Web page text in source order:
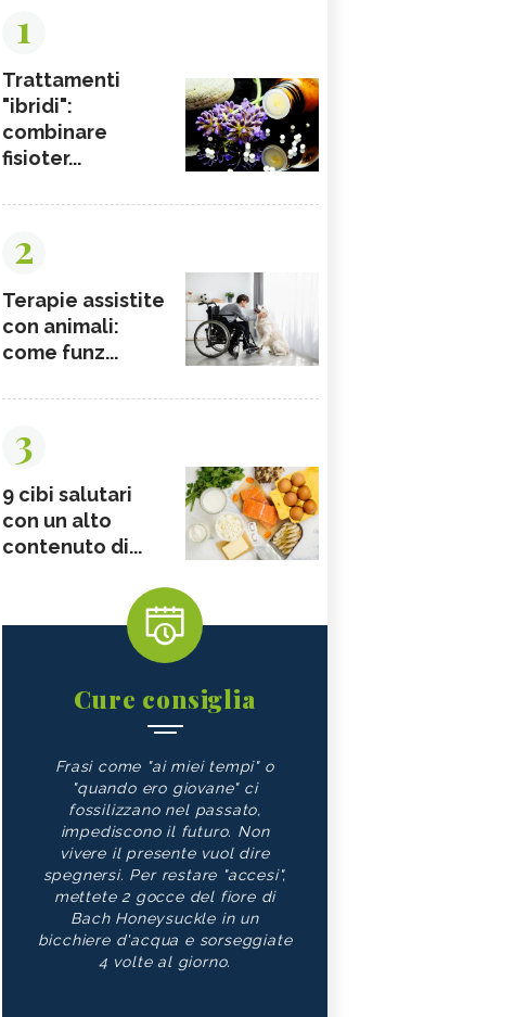
1
Trattamenti
"ibridi":
combinare
fisioter...
2
Terapie assistite
con animali:
come funz...
3
9 cibi salutari
con un alto
contenuto di...
Cure consiglia
Frasi come "ai miei tempi" o
"quando ero giovane" ci
fossilizzano nel passato,
impediscono il futuro. Non
vivere il presente vuol dire
spegnersi. Per restare "accesi",
mettete 2 gocce del fiore di
Bach Honeysuckle in un
bicchiere d'acqua e sorseggiate
4 volte al giorno.